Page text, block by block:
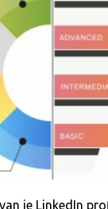
je LinkedIn